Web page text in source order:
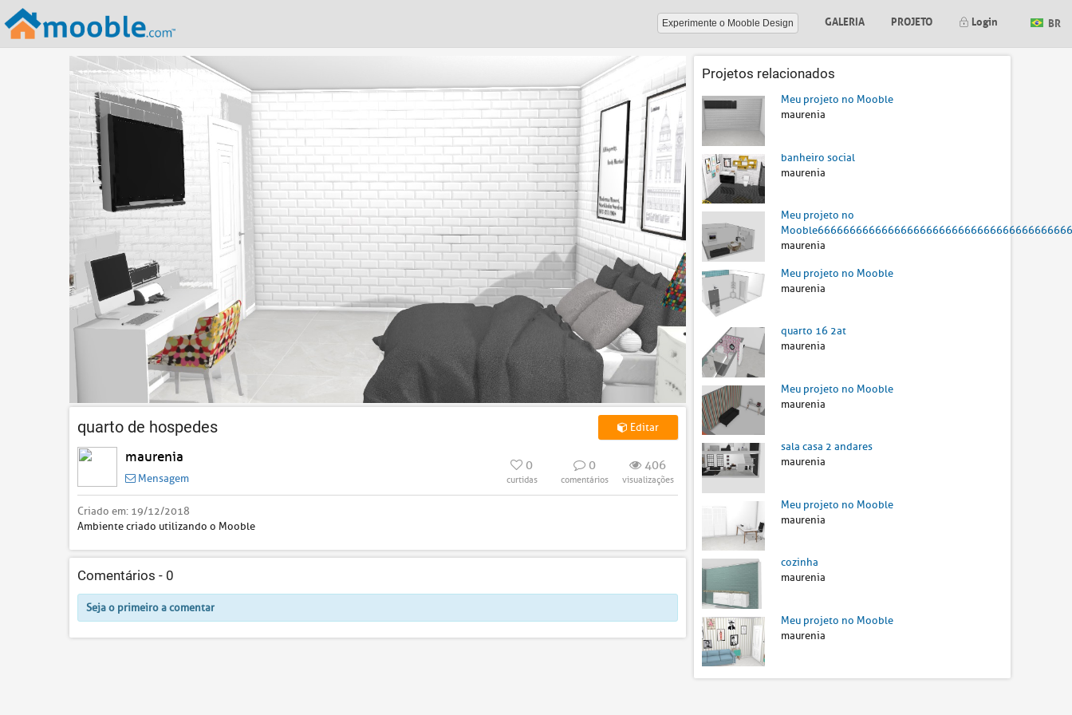
Experimente o Mooble Design GALERIA PROJETO Login BR
quarto de hospedes Editar
maurenia
Mensagem
0
curtidas
0
comentários
406
visualizações
Criado em: 19/12/2018
Ambiente criado utilizando o Mooble
Comentários - 0
Seja o primeiro a comentar
Projetos relacionados
Meu projeto no Mooble
maurenia
banheiro social
maurenia
Meu projeto no
maurenia
Meu projeto no Mooble
maurenia
quarto 16 2at
maurenia
Meu projeto no Mooble
maurenia
sala casa 2 andares
maurenia
Meu projeto no Mooble
maurenia
cozinha
maurenia
Meu projeto no Mooble
maurenia